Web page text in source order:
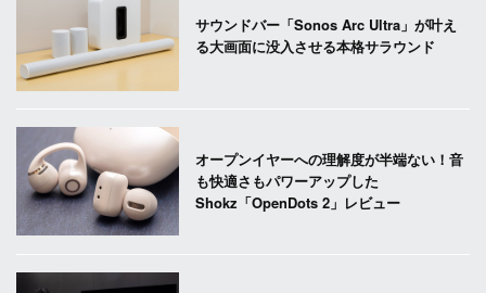
サウンドバー「Sonos Arc Ultra」が叶え
る大画面に没入させる本格サラウンド
オープンイヤーへの理解度が半端ない！音
も快適さもパワーアップした
Shokz「OpenDots 2」レビュー